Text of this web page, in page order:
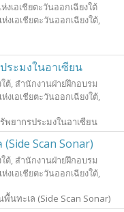
เอเชียตะวันออกเฉียงใต้
เอเชียตะวันออกเฉียงใต้,
ระมงในอาเซียน
ต้, สำนักงานฝ่ายฝึกอบรม
เอเชียตะวันออกเฉียงใต้,
พยากรประมงในอาเซียน
Scan Sonar)
ต้, สำนักงานฝ่ายฝึกอบรม
เอเชียตะวันออกเฉียงใต้,
นทะเล (Side Scan Sonar)